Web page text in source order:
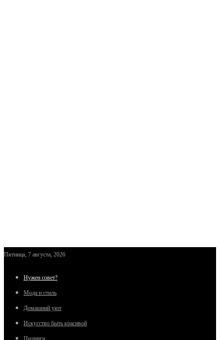
Пятница, 7 августа, 2026
Нужен совет?
Мода и стиль
Домашний уют
Искусство быть красивой
Пилинги